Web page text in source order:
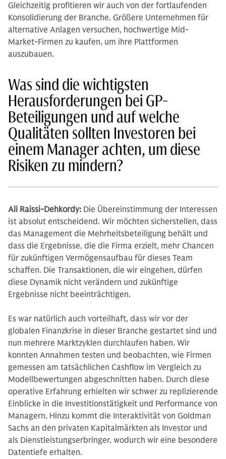
Gleichzeitig profitieren wir auch von der fortlaufenden
Konsolidierung der Branche. Größere Unternehmen für
alternative Anlagen versuchen, hochwertige Mid-
Market-Firmen zu kaufen, um ihre Plattformen
auszubauen.
Was sind die wichtigsten
Herausforderungen bei GP-
Beteiligungen und auf welche
Qualitäten sollten Investoren bei
einem Manager achten, um diese
Risiken zu mindern?
Ali Raissi-Dehkordy: Die Übereinstimmung der Interessen
ist absolut entscheidend. Wir möchten sicherstellen, dass
das Management die Mehrheitsbeteiligung behält und
dass die Ergebnisse, die die Firma erzielt, mehr Chancen
für zukünftigen Vermögensaufbau für dieses Team
schaffen. Die Transaktionen, die wir eingehen, dürfen
diese Dynamik nicht verändern und zukünftige
Ergebnisse nicht beeinträchtigen.
Es war natürlich auch vorteilhaft, dass wir vor der
globalen Finanzkrise in dieser Branche gestartet sind und
nun mehrere Marktzyklen durchlaufen haben. Wir
konnten Annahmen testen und beobachten, wie Firmen
gemessen am tatsächlichen Cashflow im Vergleich zu
Modellbewertungen abgeschnitten haben. Durch diese
operative Erfahrung erhielten wir schwer zu replizierende
Einblicke in die Investitionstätigkeit und Performance von
Managern. Hinzu kommt die Interaktivität von Goldman
Sachs an den privaten Kapitalmärkten als Investor und
als Dienstleistungserbringer, wodurch wir eine besondere
Datentiefe erhalten.